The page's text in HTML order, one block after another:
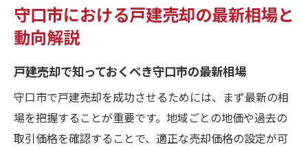
守口市における戸建売却の最新相場と
動向解説
戸建売却で知っておくべき守口市の最新相場
守口市で戸建売却を成功させるためには、まず最新の相
場を把握することが重要です。地域ごとの地価や過去の
取引価格を確認することで、適正な売却価格の設定が可